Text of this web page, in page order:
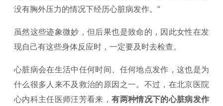
没有胸外压力的情况下经历心脏病发作。”
虽然这些迹象微妙，但后果也是致命的，因此女性在发
现自己有这些身体反应时，一定要及时去检查。
心脏病会在生活中任何时间、任何地点发作，这也是为
什么很多人来不及救治的原因之一。不过，在北京医院
心内科主任医师汪芳看来，有两种情况下的心脏病发作